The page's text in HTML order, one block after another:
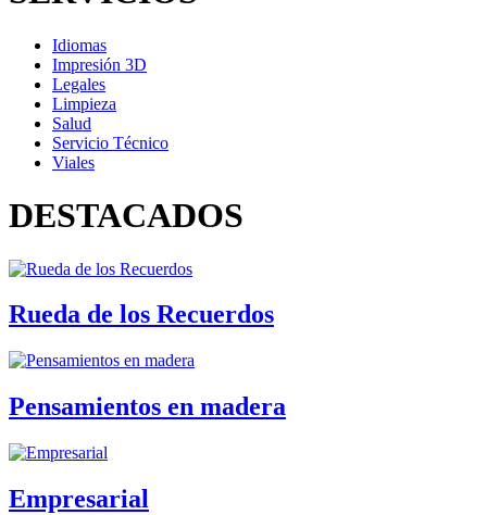
Idiomas
Impresión 3D
Legales
Limpieza
Salud
Servicio Técnico
Viales
DESTACADOS
Rueda de los Recuerdos
Pensamientos en madera
Empresarial